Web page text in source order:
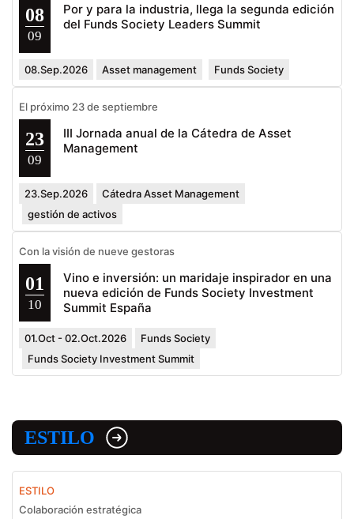
08
09
Por y para la industria, llega la segunda edición
del Funds Society Leaders Summit
08.Sep.2026 Asset management Funds Society
El próximo 23 de septiembre
23
09
III Jornada anual de la Cátedra de Asset
Management
23.Sep.2026
Cátedra Asset Management
gestión de activos
Con la visión de nueve gestoras
01
10
Vino e inversión: un maridaje inspirador en una
nueva edición de Funds Society Investment
Summit España
01.Oct - 02.Oct.2026
Funds Society
Funds Society Investment Summit
ESTILO
ESTILO
Colaboración estratégica